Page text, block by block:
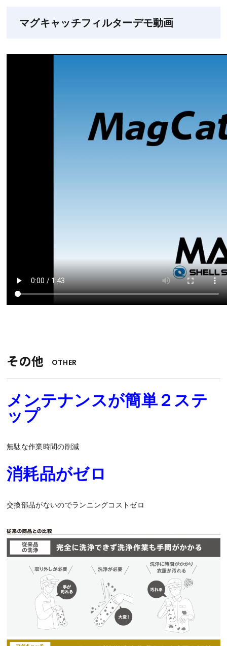
マグキャッチフィルターデモ動画
その他 OTHER
メンテナンスが簡単２ステ
ップ
無駄な作業時間の削減
消耗品がゼロ
交換部品がないのでランニングコストゼロ